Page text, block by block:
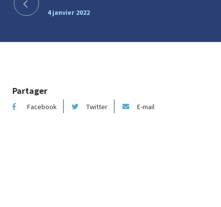
4 janvier 2022
Partager
Facebook Twitter E-mail